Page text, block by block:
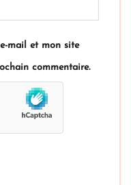
mail et mon site
commentaire.